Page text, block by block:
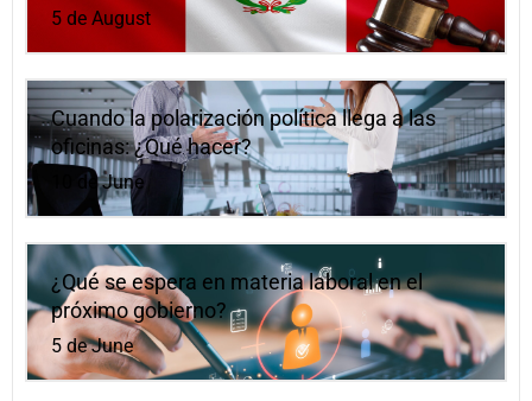
5 de August
Cuando la polarización política llega a las
oficinas: ¿Qué hacer?
10 de June
¿Qué se espera en materia laboral en el
próximo gobierno?
5 de June